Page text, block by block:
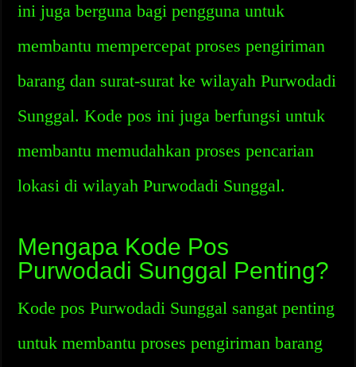
ini juga berguna bagi pengguna untuk
membantu mempercepat proses pengiriman
barang dan surat-surat ke wilayah Purwodadi
Sunggal. Kode pos ini juga berfungsi untuk
membantu memudahkan proses pencarian
lokasi di wilayah Purwodadi Sunggal.
Mengapa Kode Pos
Purwodadi Sunggal Penting?
Kode pos Purwodadi Sunggal sangat penting
untuk membantu proses pengiriman barang